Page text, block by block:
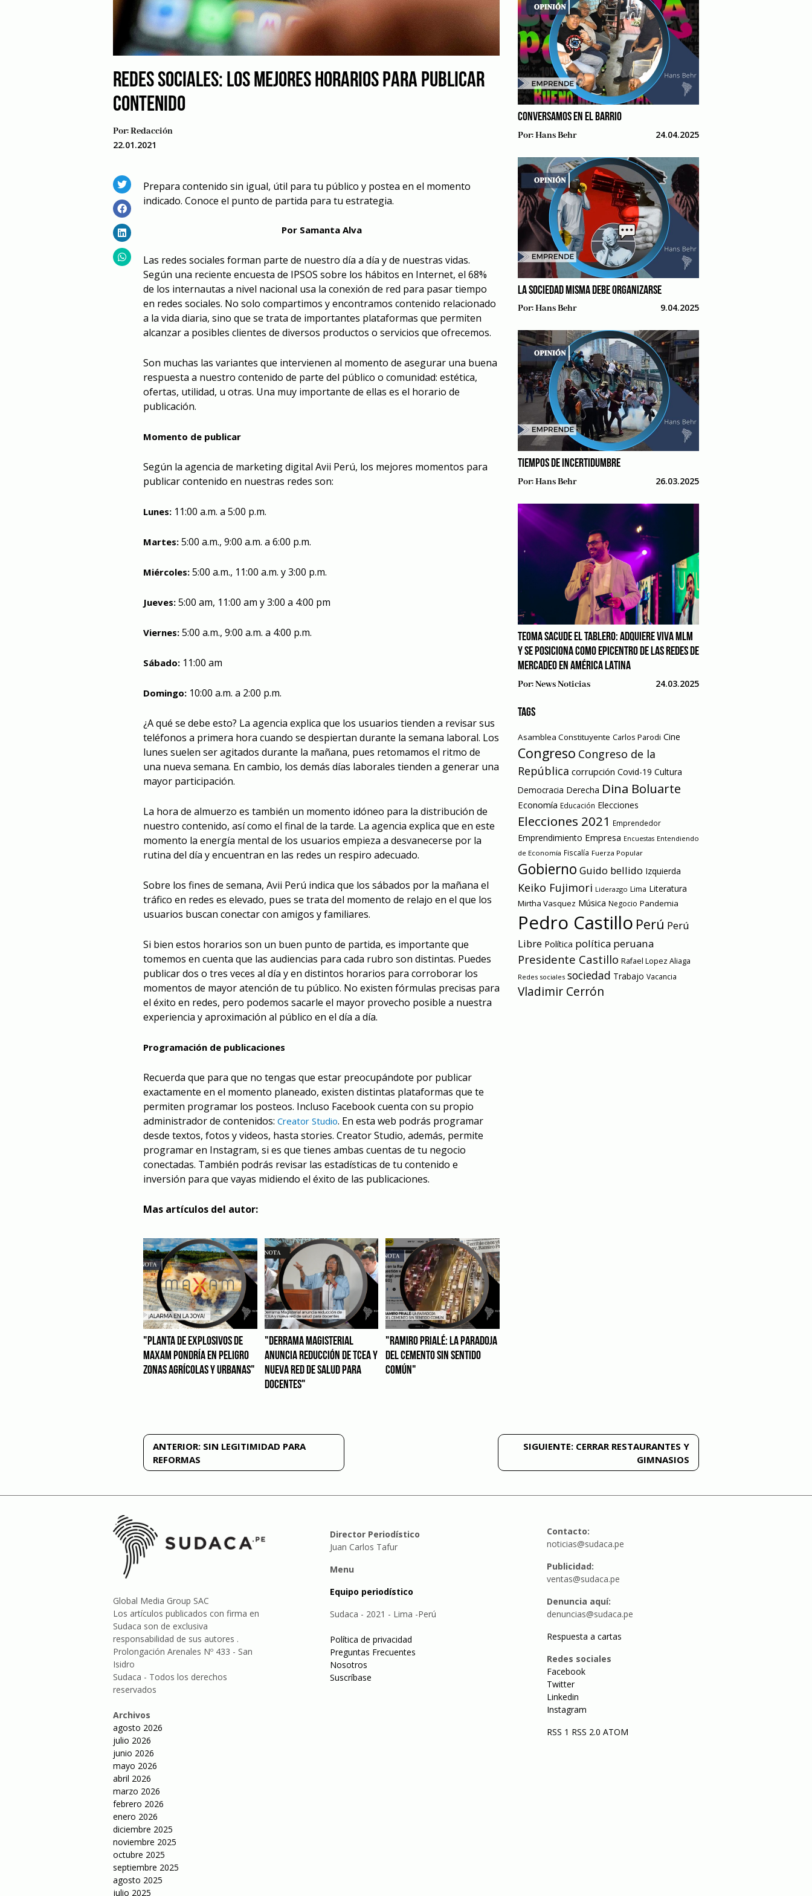
REDES SOCIALES: LOS MEJORES HORARIOS PARA PUBLICAR
CONTENIDO
Por:Redacción
22.01.2021
Prepara contenido sin igual, útil para tu público y postea en el momento
indicado. Conoce el punto de partida para tu estrategia.
Por Samanta Alva
Las redes sociales forman parte de nuestro día a día y de nuestras vidas.
Según una reciente encuesta de IPSOS sobre los hábitos en Internet, el 68%
de los internautas a nivel nacional usa la conexión de red para pasar tiempo
en redes sociales. No solo compartimos y encontramos contenido relacionado
a la vida diaria, sino que se trata de importantes plataformas que permiten
alcanzar a posibles clientes de diversos productos o servicios que ofrecemos.
Son muchas las variantes que intervienen al momento de asegurar una buena
respuesta a nuestro contenido de parte del público o comunidad: estética,
ofertas, utilidad, u otras. Una muy importante de ellas es el horario de
publicación.
Momento de publicar
Según la agencia de marketing digital Avii Perú, los mejores momentos para
publicar contenido en nuestras redes son:
Lunes: 11:00 a.m. a 5:00 p.m.
Martes: 5:00 a.m., 9:00 a.m. a 6:00 p.m.
Miércoles: 5:00 a.m., 11:00 a.m. y 3:00 p.m.
Jueves: 5:00 am, 11:00 am y 3:00 a 4:00 pm
Viernes: 5:00 a.m., 9:00 a.m. a 4:00 p.m.
Sábado: 11:00 am
Domingo: 10:00 a.m. a 2:00 p.m.
¿A qué se debe esto? La agencia explica que los usuarios tienden a revisar sus
teléfonos a primera hora cuando se despiertan durante la semana laboral. Los
lunes suelen ser agitados durante la mañana, pues retomamos el ritmo de
una nueva semana. En cambio, los demás días laborales tienden a generar una
mayor participación.
La hora de almuerzo es también un momento idóneo para la distribución de
nuestro contenido, así como el final de la tarde. La agencia explica que en este
momento la energía mental de los usuarios empieza a desvanecerse por la
rutina del día y encuentran en las redes un respiro adecuado.
Sobre los fines de semana, Avii Perú indica que los sábados por la mañana el
tráfico en redes es elevado, pues se trata del momento de relajo en el que los
usuarios buscan conectar con amigos y familiares.
Si bien estos horarios son un buen punto de partida, es importante que
tomemos en cuenta que las audiencias para cada rubro son distintas. Puedes
publicar dos o tres veces al día y en distintos horarios para corroborar los
momentos de mayor atención de tu público. No existen fórmulas precisas para
el éxito en redes, pero podemos sacarle el mayor provecho posible a nuestra
experiencia y aproximación al público en el día a día.
Programación de publicaciones
Recuerda que para que no tengas que estar preocupándote por publicar
exactamente en el momento planeado, existen distintas plataformas que te
permiten programar los posteos. Incluso Facebook cuenta con su propio
administrador de contenidos: Creator Studio. En esta web podrás programar
desde textos, fotos y videos, hasta stories. Creator Studio, además, permite
programar en Instagram, si es que tienes ambas cuentas de tu negocio
conectadas. También podrás revisar las estadísticas de tu contenido e
inversión para que vayas midiendo el éxito de las publicaciones.
Mas artículos del autor:
"PLANTA DE EXPLOSIVOS DE
MAXAM PONDRÍA EN PELIGRO
ZONAS AGRÍCOLAS Y URBANAS"
"DERRAMA MAGISTERIAL
ANUNCIA REDUCCIÓN DE TCEA Y
NUEVA RED DE SALUD PARA
DOCENTES"
"RAMIRO PRIALÉ: LA PARADOJA
DEL CEMENTO SIN SENTIDO
COMÚN"
CONVERSAMOS EN EL BARRIO
Por:Hans Behr 24.04.2025
LA SOCIEDAD MISMA DEBE ORGANIZARSE
Por:Hans Behr 9.04.2025
TIEMPOS DE INCERTIDUMBRE
Por:Hans Behr 26.03.2025
TEOMA SACUDE EL TABLERO: ADQUIERE VIVA MLM
Y SE POSICIONA COMO EPICENTRO DE LAS REDES DE
MERCADEO EN AMÉRICA LATINA
Por:News Noticias 24.03.2025
TAGS
Asamblea Constituyente Carlos Parodi Cine
Congreso Congreso de la
República corrupción Covid-19 Cultura
Democracia Derecha Dina Boluarte
Economía Educación Elecciones
Elecciones 2021 Emprendedor
Emprendimiento Empresa Encuestas Entendiendo
de Economía Fiscalía Fuerza Popular
Gobierno Guido bellido Izquierda
Keiko Fujimori Liderazgo Lima Literatura
Mirtha Vasquez Música Negocio Pandemia
Pedro Castillo Perú Perú
Libre Política política peruana
Presidente Castillo Rafael Lopez Aliaga
Redes sociales sociedad Trabajo Vacancia
Vladimir Cerrón
Navegación
de
ANTERIOR: SIN LEGITIMIDAD PARA
REFORMAS
SIGUIENTE: CERRAR RESTAURANTES Y
GIMNASIOS
Global Media Group SAC
Los artículos publicados con firma en
Sudaca son de exclusiva
responsabilidad de sus autores .
Prolongación Arenales Nº 433 - San
Isidro
Sudaca - Todos los derechos
reservados
Archivos
agosto 2026
julio 2026
junio 2026
mayo 2026
abril 2026
marzo 2026
febrero 2026
enero 2026
diciembre 2025
noviembre 2025
octubre 2025
septiembre 2025
agosto 2025
julio 2025
Director Periodístico
Juan Carlos Tafur
Menu
Equipo periodístico
Sudaca - 2021 - Lima -Perú
Política de privacidad
Preguntas Frecuentes
Nosotros
Suscríbase
Contacto:
noticias@sudaca.pe
Publicidad:
ventas@sudaca.pe
Denuncia aquí:
denuncias@sudaca.pe
Respuesta a cartas
Redes sociales
Facebook
Twitter
Linkedin
Instagram
RSS 1 RSS 2.0 ATOM